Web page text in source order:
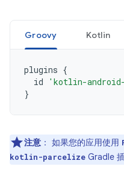
Groovy Kotlin
plugins {
id
'kotlin-
}
注意 ： 如果您的应用使用
kotlin-parcelize Gradle